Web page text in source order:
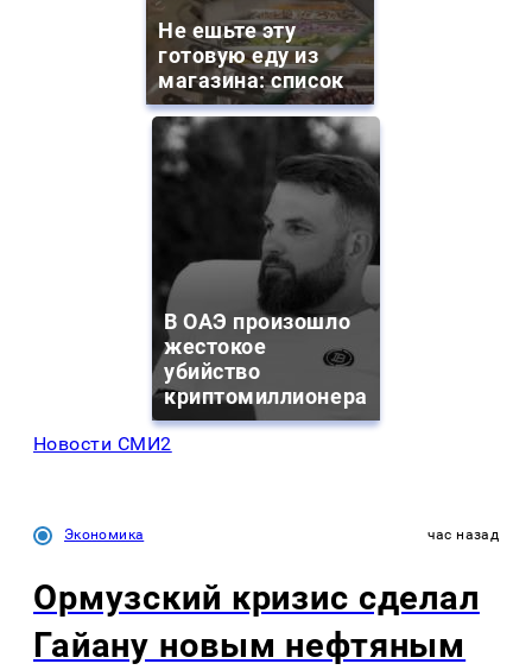
Не ешьте эту
готовую еду из
магазина: список
В ОАЭ произошло
жестокое
убийство
криптомиллионера
Новости СМИ2
Экономика час назад
Ормузский кризис сделал
Гайану новым нефтяным